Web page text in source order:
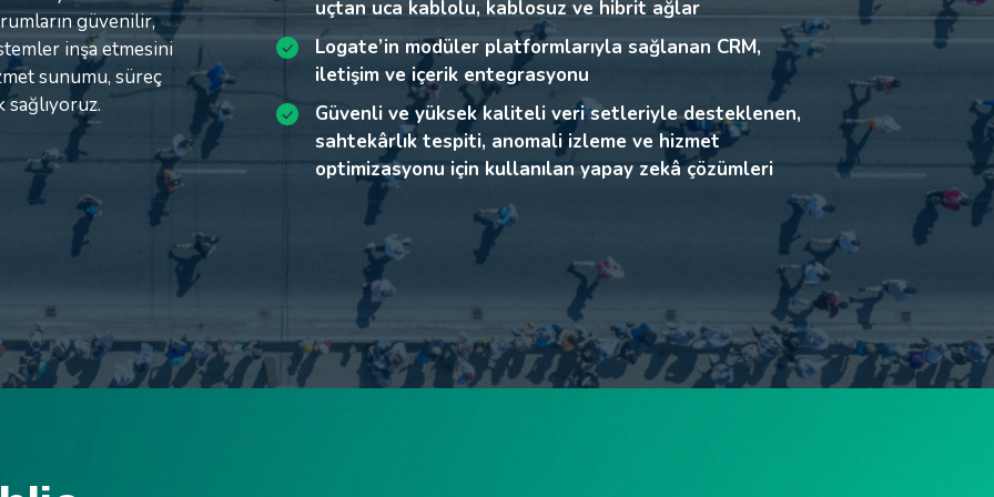
güvenilir,
inşa etmesini
sunumu, süreç
Kritik ortamlarda hizmet sürekliliğini korurken
modernleşme baskısı
Çoklu üretici entegrasyonunda sertifikalı ve alan
uzmanlığına sahip kaynak eksikliği
güvenilir,
inşa etmesini
sunumu, süreç
uçtan uca kablolu, kablosuz ve hibrit ağlar
Logate’in modüler platformlarıyla sağlanan CRM,
iletişim ve içerik entegrasyonu
Güvenli ve yüksek kaliteli veri setleriyle desteklenen,
sahtekârlık tespiti, anomali izleme ve hizmet
optimizasyonu için kullanılan yapay zekâ çözümleri
güvenilir,
inşa etmesini
sunumu, süreç
siber tehditlere karşı dayanıklılık
Kritik görevlerde güvenilir teslimatı sağlayan
sertifikalı mühendislik uzmanlığı
Verimlilik, hizmet kalitesi ve sahtekârlık önleme
sağlayan uygulanabilir yapay zekâ senaryoları
Kamu kurumları için kanıtlanmış, referans destekli
sonuçlar sunan esnek etkileşim modelleri